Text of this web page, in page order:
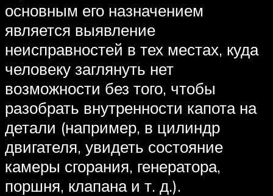
основным его назначением
является выявление
неисправностей в тех местах, куда
человеку заглянуть нет
возможности без того, чтобы
разобрать внутренности капота на
детали (например, в цилиндр
двигателя, увидеть состояние
камеры сгорания, генератора,
поршня, клапана и т. д.).